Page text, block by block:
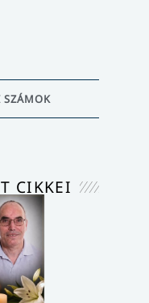
SZÁMOK
CIKKEI